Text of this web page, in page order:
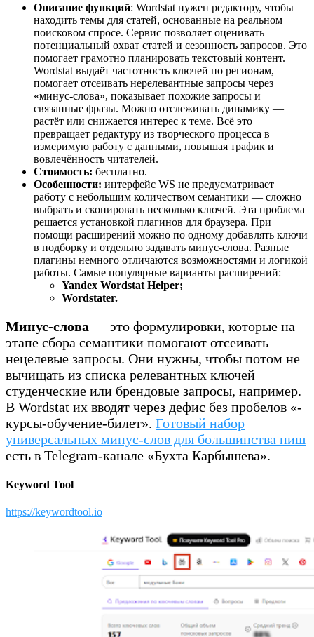
Описание функций: Wordstat нужен редактору, чтобы
находить темы для статей, основанные на реальном
поисковом спросе. Сервис позволяет оценивать
потенциальный охват статей и сезонность запросов. Это
помогает грамотно планировать текстовый контент.
Wordstat выдаёт частотность ключей по регионам,
помогает отсеивать нерелевантные запросы через
«минус-слова», показывает похожие запросы и
связанные фразы. Можно отслеживать динамику —
растёт или снижается интерес к теме. Всё это
превращает редактуру из творческого процесса в
измеримую работу с данными, повышая трафик и
вовлечённость читателей.
Стоимость: бесплатно.
Особенности: интерфейс WS не предусматривает
работу с небольшим количеством семантики — сложно
выбрать и скопировать несколько ключей. Эта проблема
решается установкой плагинов для браузера. При
помощи расширений можно по одному добавлять ключи
в подборку и отдельно задавать минус-слова. Разные
плагины немного отличаются возможностями и логикой
работы. Самые популярные варианты расширений:
Yandex Wordstat Helper;
Wordstater.
Минус-слова — это формулировки, которые на
этапе сбора семантики помогают отсеивать
нецелевые запросы. Они нужны, чтобы потом не
вычищать из списка релевантных ключей
студенческие или брендовые запросы, например.
В Wordstat их вводят через дефис без пробелов «-
курсы-обучение-билет». Готовый набор
универсальных минус-слов для большинства ниш
есть в Telegram-канале «Бухта Карбышева».
Keyword Tool
https://keywordtool.io